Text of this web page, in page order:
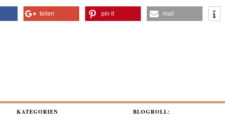
teilen pin it mail
KATEGORIEN BLOGROLL: